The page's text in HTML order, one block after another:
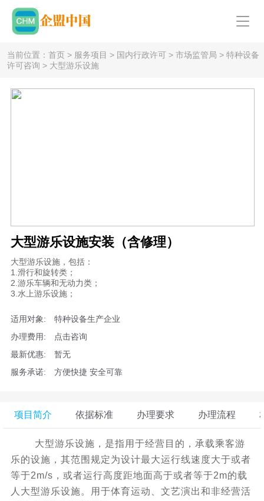
当前位置： 首页 > 服务项目 > 国内行政许可 > 市场监管局 > 特种设备
许可咨询 > 大型游乐设施
大型游乐设施安装（含修理）
大型游乐设施，包括：
1.滑行和旋转类；
2.游乐车辆和无动力类；
3.水上游乐设施；
适用对象:
特种设备生产企业
办理费用:
点击咨询
最新优惠:
暂无
服务承诺:
方便快捷 安全可靠
项目简介 依据标准 办理要求 办理流程
大型游乐设施，是指用于经营目的，承载乘客游
乐的设施，其范围规定为设计最大运行线速度大于或者
等于2m/s，或者运行高度距地面高于或者等于2m的载
人大型游乐设施。用于体育运动、文艺演出和非经营活